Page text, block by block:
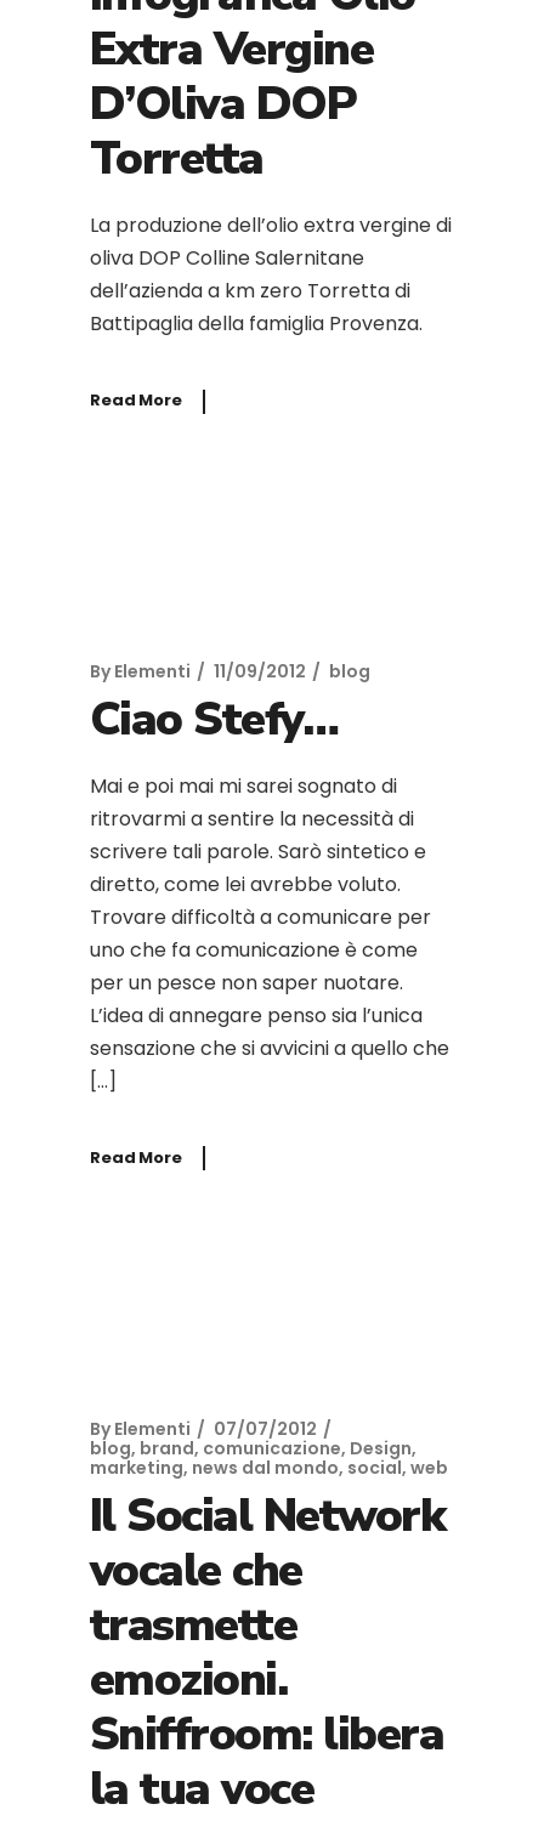
Extra Vergine
D’Oliva DOP
Torretta
La produzione dell’olio extra vergine di
oliva DOP Colline Salernitane
dell’azienda a km zero Torretta di
Battipaglia della famiglia Provenza.
Read More
By Elementi 11/09/2012 blog
Ciao Stefy…
Mai e poi mai mi sarei sognato di
ritrovarmi a sentire la necessità di
scrivere tali parole. Sarò sintetico e
diretto, come lei avrebbe voluto.
Trovare difficoltà a comunicare per
uno che fa comunicazione è come
per un pesce non saper nuotare.
L’idea di annegare penso sia l’unica
sensazione che si avvicini a quello che
[…]
Read More
By Elementi
07/07/2012
blog, brand, comunicazione, Design,
marketing, news dal mondo, social, web
Il Social Network
vocale che
trasmette
emozioni.
Sniffroom: libera
la tua voce